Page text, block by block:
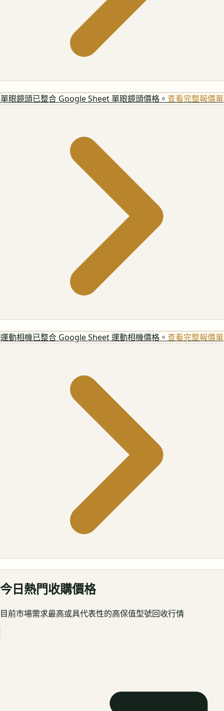
單眼鏡頭已整合 Google Sheet 單眼鏡頭價格。 查看完整報價單
運動相機已整合 Google Sheet 運動相機價格。 查看完整報價單
今日熱門收購價格
目前市場需求最高或具代表性的高保值型號回收行情